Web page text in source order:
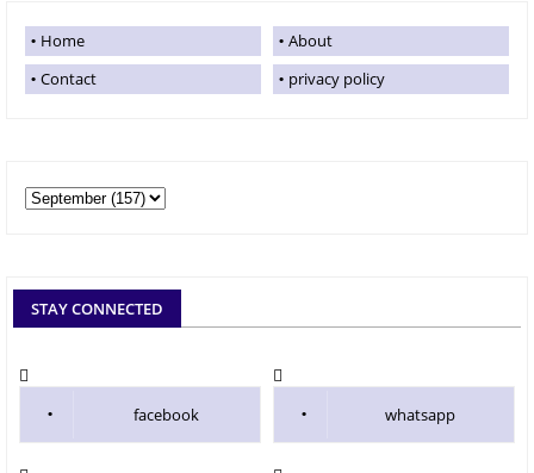
Home
About
Contact
privacy policy
STAY CONNECTED
facebook whatsapp